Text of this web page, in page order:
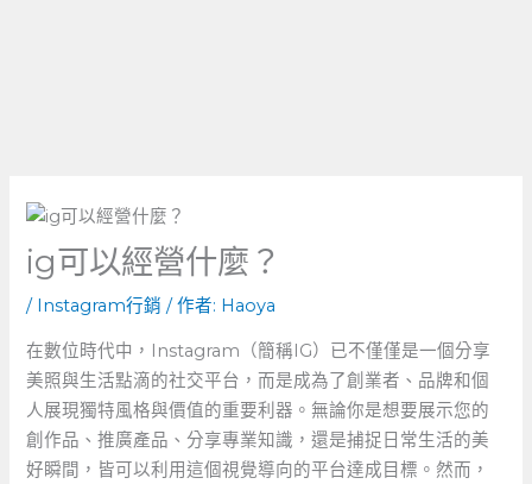
ig可以經營什麼？
/ Instagram行銷 / 作者: Haoya
在數位時代中，Instagram（簡稱IG）已不僅僅是一個分享
美照與生活點滴的社交平台，而是成為了創業者、品牌和個
人展現獨特風格與價值的重要利器。無論你是想要展示您的
創作品、推廣產品、分享專業知識，還是捕捉日常生活的美
好瞬間，皆可以利用這個視覺導向的平台達成目標。然而，